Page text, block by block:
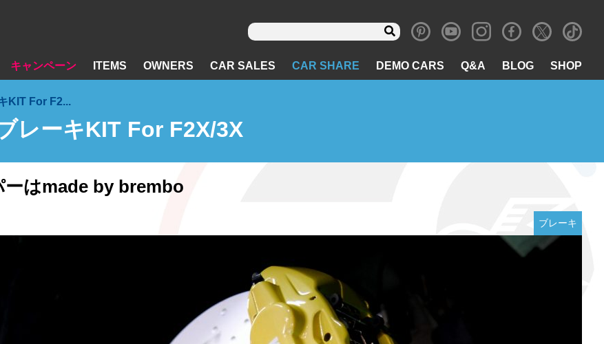
キャンペーン ITEMS OWNERS CAR SALES CAR SHARE DEMO CARS Q&A BLOG SHOP
KIT For F2...
レーキKIT For F2X/3X
ーはmade by brembo
ブレーキ